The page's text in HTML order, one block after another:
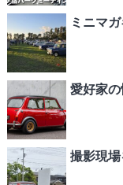
ミニマ
愛好家
撮影現